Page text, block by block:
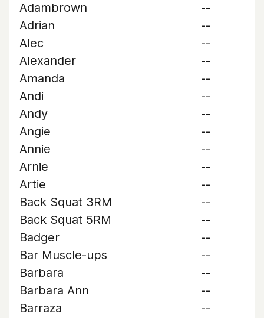
Adambrown
--
Adrian
--
Alec
--
Alexander
--
Amanda
--
Andi
--
Andy
--
Angie
--
Annie
--
Arnie
--
Artie
--
Back Squat 3RM
--
Back Squat 5RM
--
Badger
--
Bar Muscle-ups
--
Barbara
--
Barbara Ann
--
Barraza
--